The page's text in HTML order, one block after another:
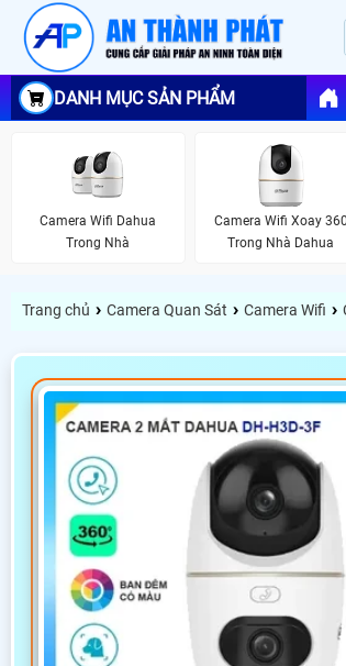
DANH MỤC SẢN PHẨM
Camera Wifi Dahua
Trong Nhà
Camera Wifi Xoay 360
Trong Nhà Dahua
Trang chủ › Camera Quan Sát › Camera Wifi ›